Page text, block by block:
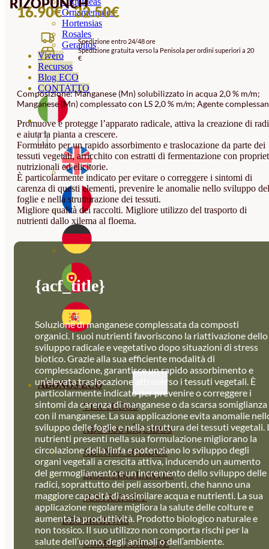
Ornamentales
Hortensias
Rosales
Geranios
Vivero
Recursos
Blog ECO
CONTATTO
ABONOS ECO
VER TODOS
ABONOS LÍQUIDOS
ABONOS SOLIDOS
BIOESTIMULANTES
SUSTRATOS Y
DECORATIVAS
CORRECTORES DE
16.90€-32.50€FASCIA
PREZZO:
A
Spedizione entro 24/48 ore
Spedizione gratuita verso la Penisola per ordini superiori a 20
€
Composizione: Manganese (Mn) solubilizzato in acqua 2,0 % m/m;
Manganese (Mn) complessato con LS 2,0 % m/m; Agente
Promuove e protegge l’apparato radicale, attiva la creazione di
e aiuta la pianta a crescere.
Formulato per un rapido assorbimento e traslocazione da parte dei
tessuti vegetali, arricchito con estratti di fermentazione con
nutrizionali ed elicitorie.
È particolarmente indicato per evitare o correggere i sintomi di
carenza di questi elementi, prevenire le anomalie nello sviluppo
foglie e nella strutturazione dei tessuti.
Migliore qualità dei raccolti. Migliore utilizzo del trasporto di
nutrienti dallo xilema al floema.
{acf_title}
Soluzione di manganese complessata da composti
organici. I suoi nutrienti favoriscono la riattivazione dello
sviluppo radicale e vegetativo dopo situazioni di stress
biotico. Grazie alla sua efficiente modalità di
complessazione, garantisce un rapido assorbimento e
un’elevata traslocazione attraverso i tessuti vegetali. È
particolarmente indicato per prevenire o correggere i
sintomi da carenza di manganese o da scarsa somiglianza
con il manganese. La sua applicazione evita anomalie
sviluppo delle foglie e nella struttura dei tessuti vegetali. I
nutrienti presenti nella sua formulazione migliorano la
circolazione della linfa e potenziano lo sviluppo degli
organi vegetali a crescita attiva, inducendo un aumento
del germogliamento e un incremento dello sviluppo delle
radici, soprattutto dei peli assorbenti, che hanno una
maggiore capacità di assimilare acqua e nutrienti. La sua
applicazione regolare migliora la salute delle colture e
aumenta la produttività. Prodotto biologico naturale e
non tossico. Il suo utilizzo non comporta rischi per la
salute dell’uomo, degli animali o dell’ambiente.